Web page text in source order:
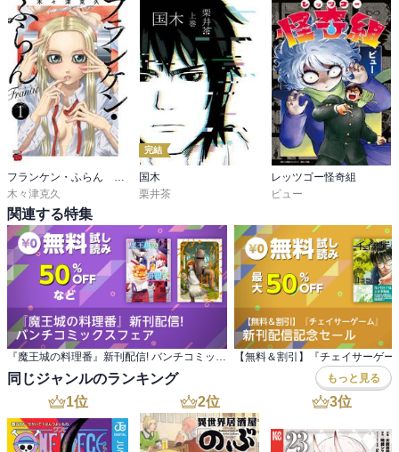
フランケン・ふらん Frantic
木々津克久
完結
国木
栗井茶
レッツゴー怪奇組
ビュー
関連する特集
『魔王城の料理番』新刊配信! バンチコミックスフェア
同じジャンルのランキング もっと見る
1位 2位 3位